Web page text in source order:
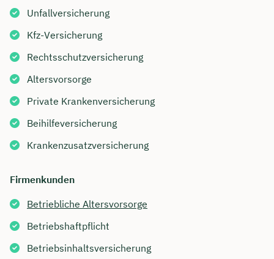
Unfallversicherung
Kfz-Versicherung
Rechtsschutzversicherung
Altersvorsorge
Private Krankenversicherung
Beihilfeversicherung
Krankenzusatzversicherung
Firmenkunden
Betriebliche Altersvorsorge
Betriebshaftpflicht
Betriebsinhaltsversicherung